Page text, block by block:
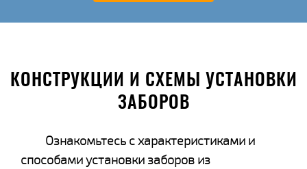
КОНСТРУКЦИИ И СХЕМЫ УСТАНОВКИ
ЗАБОРОВ
Ознакомьтесь с характеристиками и
способами установки заборов из